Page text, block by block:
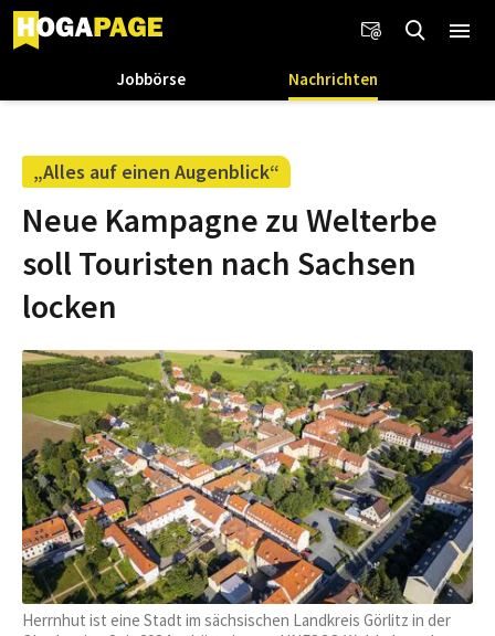
Jobbörse Nachrichten
„Alles auf einen Augenblick“
Neue Kampagne zu Welterbe
soll Touristen nach Sachsen
locken
Herrnhut ist eine Stadt im sächsischen Landkreis Görlitz in der